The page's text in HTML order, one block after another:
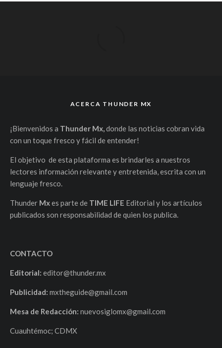
ACERCA THUNDER MX
¡Bienvenidos a Thunder Mx,donde las noticias cobran vida
con un toque fresco y fácil de entender!
El objetivo de esta plataforma es brindarles a nuestros
lectores información relevante y entretenida, escrita con un
lenguaje fresco.
Thunder Mxes parte de TIME LIFE Editorial y los artículos
publicados son responsabilidad de quien los publica.
CONTACTO
Editorial: editor@thunder.mx
Publicidad: mxtheguide@gmail.com
Mesa de Redacción: nuevosiglomx@gmail.com
Cuauhtémoc; CDMX